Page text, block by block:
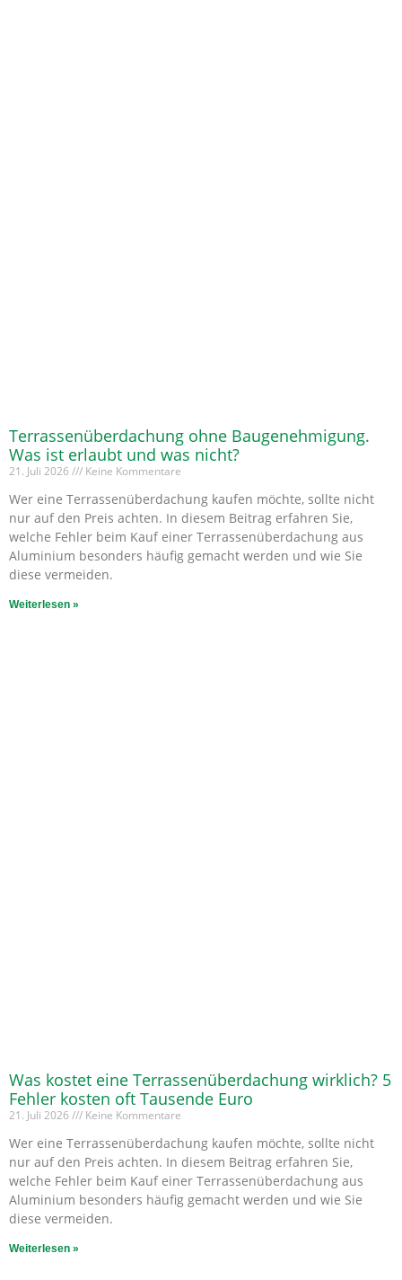
Terrassenüberdachung ohne Baugenehmigung.
Was ist erlaubt und was nicht?
21. Juli 2026 Keine Kommentare
Wer eine Terrassenüberdachung kaufen möchte, sollte nicht
nur auf den Preis achten. In diesem Beitrag erfahren Sie,
welche Fehler beim Kauf einer Terrassenüberdachung aus
Aluminium besonders häufig gemacht werden und wie Sie
diese vermeiden.
Weiterlesen »
Was kostet eine Terrassenüberdachung wirklich? 5
Fehler kosten oft Tausende Euro
21. Juli 2026 Keine Kommentare
Wer eine Terrassenüberdachung kaufen möchte, sollte nicht
nur auf den Preis achten. In diesem Beitrag erfahren Sie,
welche Fehler beim Kauf einer Terrassenüberdachung aus
Aluminium besonders häufig gemacht werden und wie Sie
diese vermeiden.
Weiterlesen »